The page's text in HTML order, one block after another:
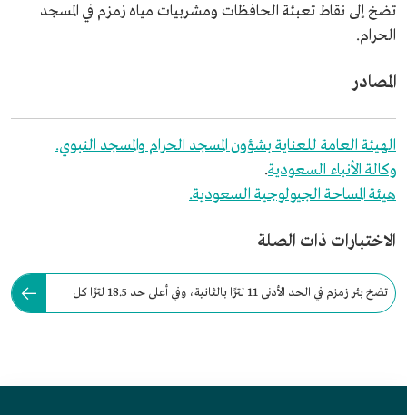
تضخ إلى نقاط تعبئة الحافظات ومشربيات مياه زمزم في المسجد
الحرام.
المصادر
الهيئة العامة للعناية بشؤون المسجد الحرام والمسجد النبوي.
وكالة الأنباء السعودية.
هيئة المساحة الجيولوجية السعودية.
الاختبارات ذات الصلة
تضخ بئر زمزم في الحد الأدنى 11 لترًا بالثانية، وفي أعلى حد 18.5 لترًا كل